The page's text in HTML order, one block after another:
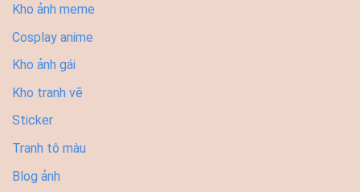
Kho ảnh meme
Cosplay anime
Kho ảnh gái
Kho tranh vẽ
Sticker
Tranh tô màu
Blog ảnh